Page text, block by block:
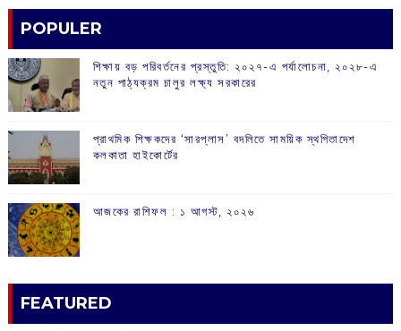
POPULER
শিক্ষায় বড় পরিবর্তনের প্রস্তুতি: ২০২৭-এ পর্যালোচনা, ২০২৮-এ
নতুন পাঠ্যক্রম চালুর লক্ষ্য সরকারের
প্রাথমিক শিক্ষকদের ‘সারপ্লাস’ বদলিতে সাময়িক স্থগিতাদেশ
কলকাতা হাইকোর্টের
আজকের রাশিফল :‌ ‌‌১ আগস্ট, ২০২৬
FEATURED